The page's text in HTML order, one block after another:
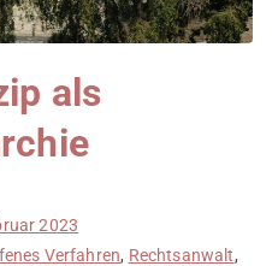
als
2023
Verfahren, Rechtsanwalt,